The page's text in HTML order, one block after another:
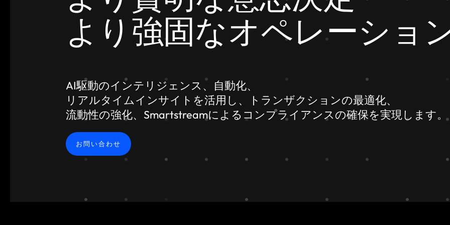
より強固なオペレーショ
AI駆動のインテリジェンス、自動化、
リアルタイムインサイトを活用し、トランザクションの最適化、
流動性の強化、Smartstreamによるコンプライアンスの確保を実現します。
お問い合わせ